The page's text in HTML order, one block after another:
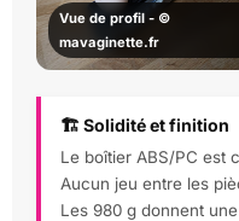
Vue de profil - ©
mavaginette.fr
🏗️ Solidité et finition
Le boîtier ABS/PC est
Aucun jeu entre les
Les 980 g donnent